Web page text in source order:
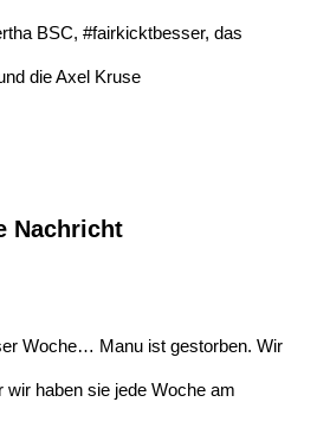
BSC, #fairkicktbesser, das
die Axel Kruse
Nachricht
Woche… Manu ist gestorben. Wir
haben sie jede Woche am